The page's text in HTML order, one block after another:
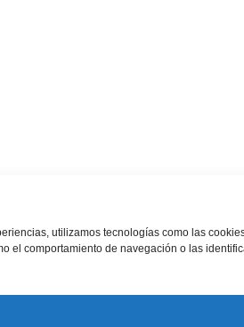
utilizamos tecnologías como las
el comportamiento de navegación o las